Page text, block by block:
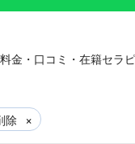
金・口コミ・在籍セラ
除 ×